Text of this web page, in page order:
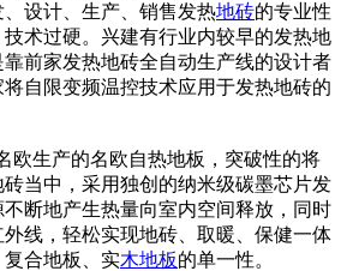
设计、生产、销售发热地砖的专业性
术过硬。兴建有行业内较早的发热地
前家发热地砖全自动生产线的设计者
自限变频温控技术应用于发热地砖的
欧生产的名欧自热地板，突破性的将
当中，采用独创的纳米级碳墨芯片发
断地产生热量向室内空间释放，同时
线，轻松实现地砖、取暖、保健一体
复合地板、实木地板的单一性。